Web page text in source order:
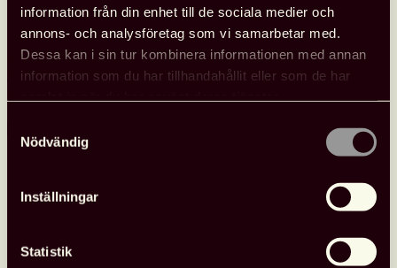
information från din enhet till de sociala medier och
annons- och analysföretag som vi samarbetar med.
Dessa kan i sin tur kombinera informationen med annan
information som du har tillhandahållit eller som de har
Nödvändig
Inställningar
Statistik
biblioteksförenings
programpunkter
i
Almedalen
26 juni, 2026 Nyheter